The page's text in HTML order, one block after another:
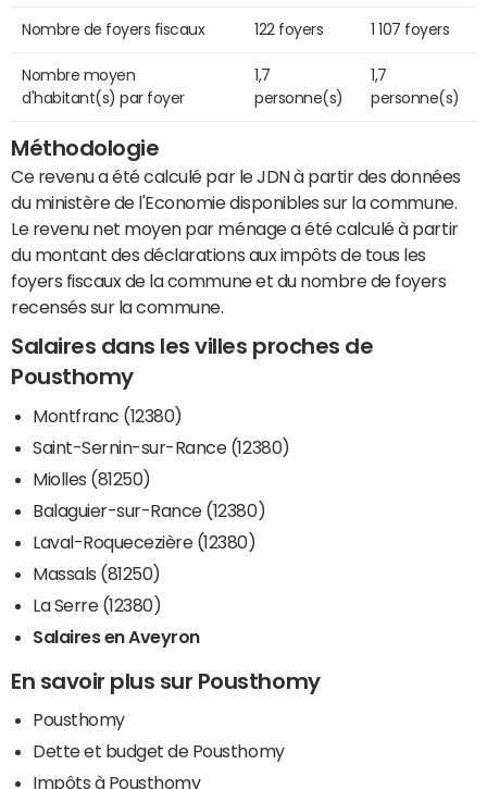
Nombre de foyers fiscaux 122 foyers 1 107 foyers
Nombre moyen
d'habitant(s) par foyer
1,7
personne(s)
1,7
personne(s)
Méthodologie
Ce revenu a été calculé par le JDN à partir des données
du ministère de l'Economie disponibles sur la commune.
Le revenu net moyen par ménage a été calculé à partir
du montant des déclarations aux impôts de tous les
foyers fiscaux de la commune et du nombre de foyers
recensés sur la commune.
Salaires dans les villes proches de
Pousthomy
Montfranc (12380)
Saint-Sernin-sur-Rance (12380)
Miolles (81250)
Balaguier-sur-Rance (12380)
Laval-Roquecezière (12380)
Massals (81250)
La Serre (12380)
Salaires en Aveyron
En savoir plus sur Pousthomy
Pousthomy
Dette et budget de Pousthomy
Impôts à Pousthomy